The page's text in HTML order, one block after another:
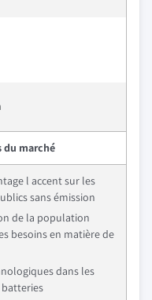
du marché
l accent sur les
sans émission
de la population
besoins en matière de
dans les
batteries